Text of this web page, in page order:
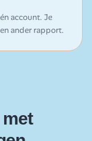
account. Je
ander rapport.